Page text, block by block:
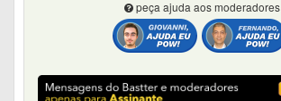
peça ajuda aos moderadores